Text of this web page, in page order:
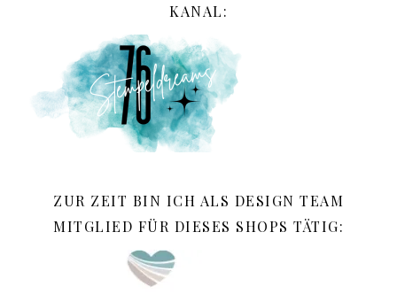
KANAL:
ZUR ZEIT BIN ICH ALS DESIGN TEAM
MITGLIED FÜR DIESES SHOPS TÄTIG: